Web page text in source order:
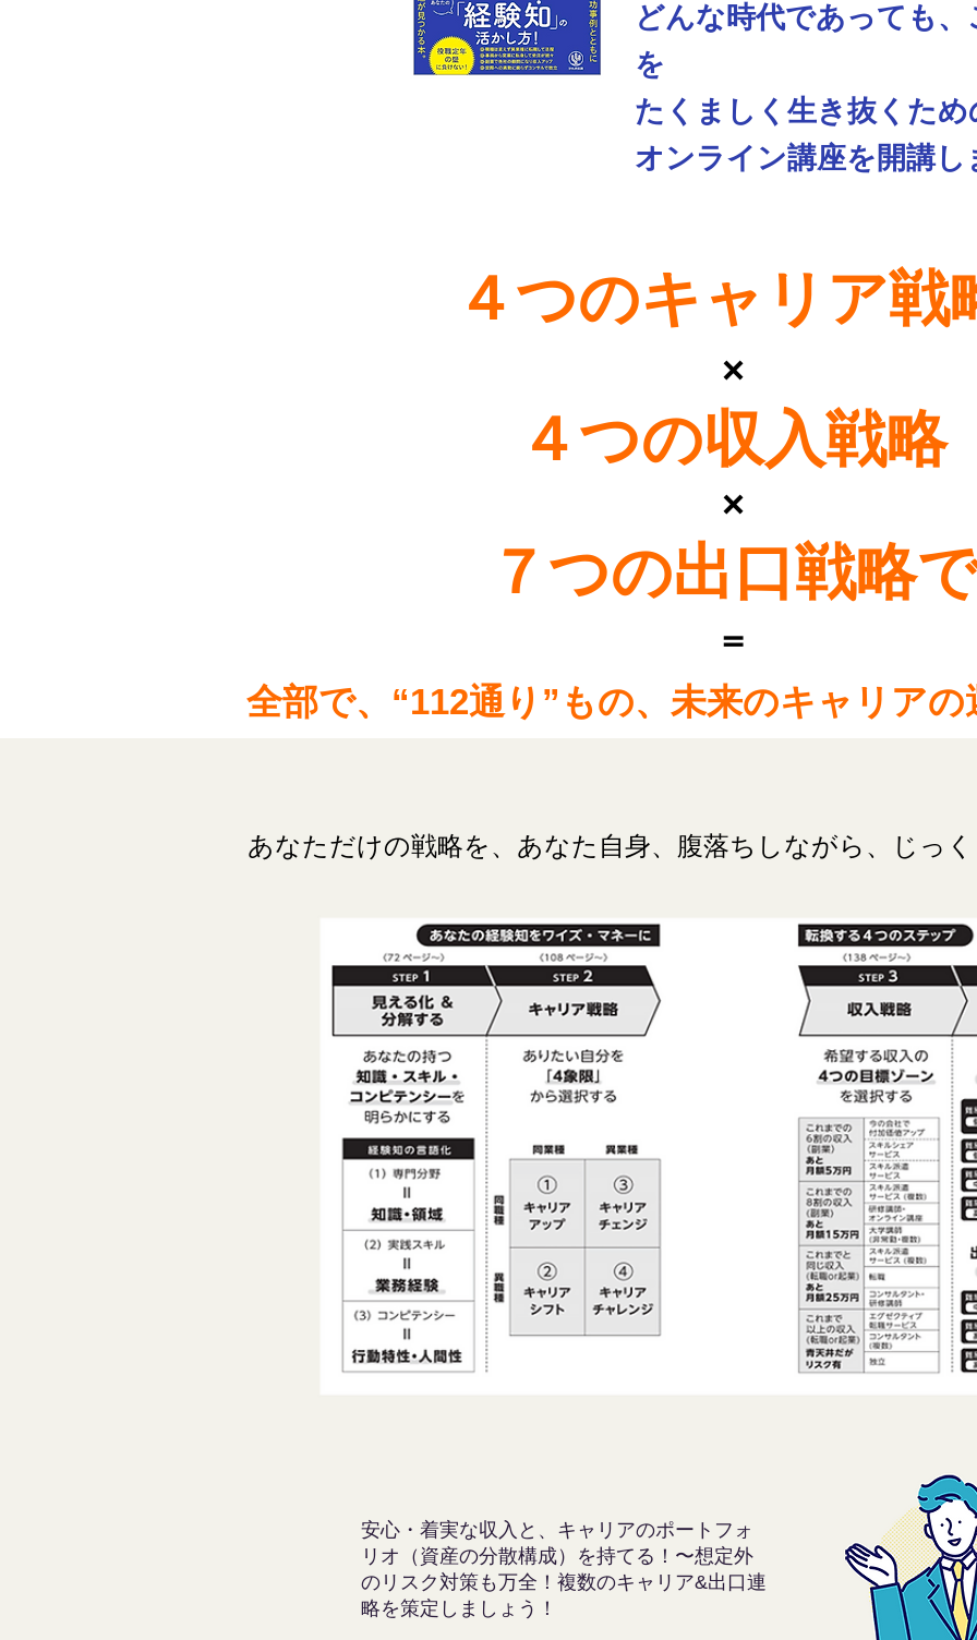
どんな時代であっても
を
たくましく生き抜くた
オンライン講座を開講し
４つのキャリア戦
×
４つの収入戦略
×
７つの出口戦略
＝
全部で、“112通り”もの、未来のキャリア
あなただけの戦略を、あなた自身、腹落ちしながら、じっ
安心・着実な収入と、キャリアのポートフォ
リオ（資産の分散構成）を持てる！〜想定外
のリスク対策も万全！複数のキャリア&出口連
略を策定しましょう！